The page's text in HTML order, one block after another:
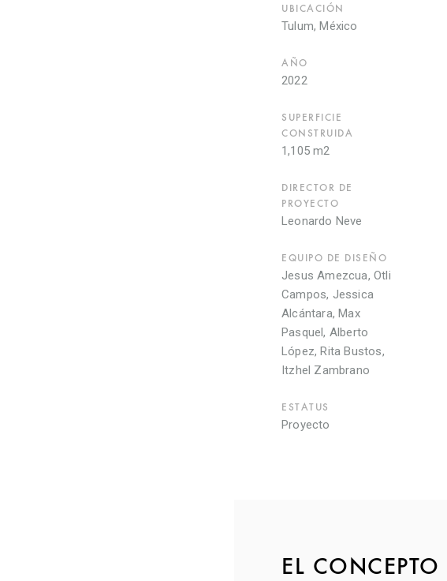
UBICACIÓN
Tulum, México
AÑO
2022
SUPERFICIE
CONSTRUIDA
1,105 m2
DIRECTOR DE
PROYECTO
Leonardo Neve
EQUIPO DE DISEÑO
Jesus Amezcua, Otli
Campos, Jessica
Alcántara, Max
Pasquel, Alberto
López, Rita Bustos,
Itzhel Zambrano
ESTATUS
Proyecto
EL CONCEPTO